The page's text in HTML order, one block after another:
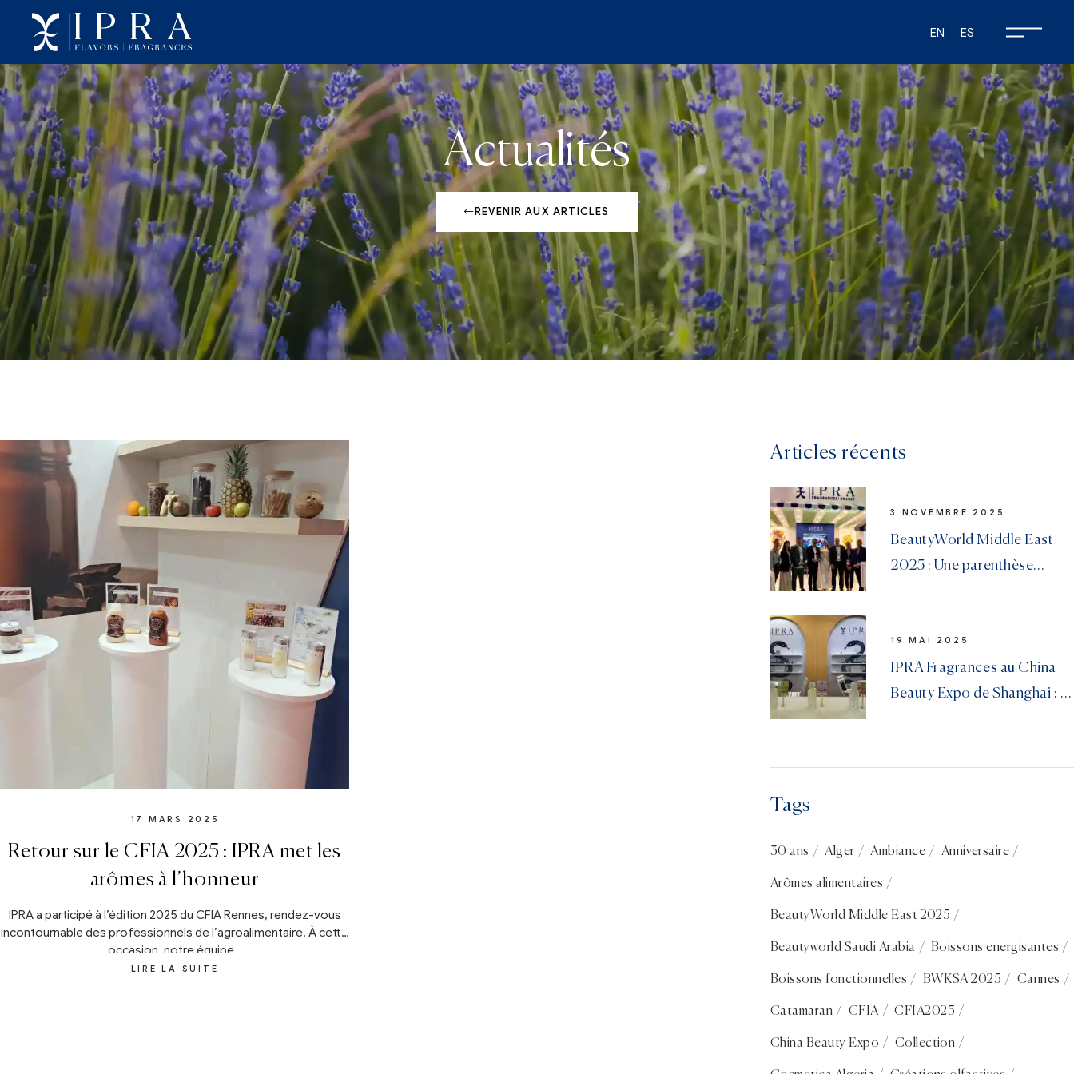
EN ES
Actualités
REVENIR AUX ARTICLES
17 MARS 2025
Retour sur le CFIA 2025 : IPRA met les
arômes à l’honneur
IPRA a participé à l’édition 2025 du CFIA Rennes, rendez-vous
incontournable des professionnels de l’agroalimentaire. À cette
occasion, notre équipe…
LIRE LA SUITE
Articles récents
3 NOVEMBRE 2025
BeautyWorld Middle East
2025 : Une parenthèse
19 MAI 2025
IPRA Fragrances au China
Beauty Expo de Shanghai : la
Tags
30 ans Alger Ambiance Anniversaire
Arômes alimentaires
BeautyWorld Middle East 2025
Beautyworld Saudi Arabia Boissons energisantes
Boissons fonctionnelles BWKSA 2025 Cannes
Catamaran CFIA CFIA2025
China Beauty Expo Collection